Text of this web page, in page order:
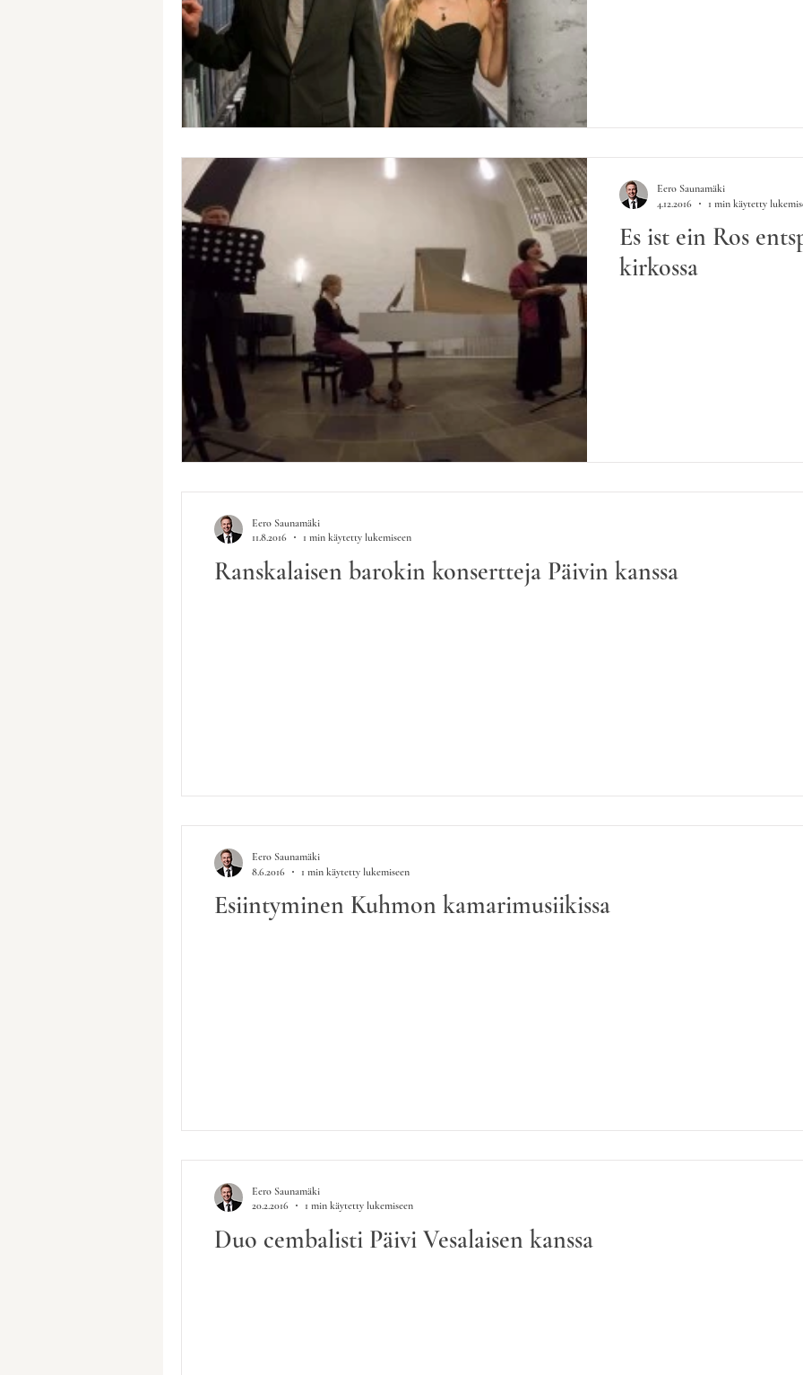
Es ist ein Ros
kirkossa
Eero Saunamäki
4.12.2016
1 min käytetty
Ranskalaisen barokin konsertteja Päivin kanssa
Eero Saunamäki
11.8.2016
1 min käytetty lukemiseen
Esiintyminen Kuhmon kamarimusiikissa
Eero Saunamäki
8.6.2016
1 min käytetty lukemiseen
Duo cembalisti Päivi Vesalaisen kanssa
Eero Saunamäki
20.2.2016
1 min käytetty lukemiseen